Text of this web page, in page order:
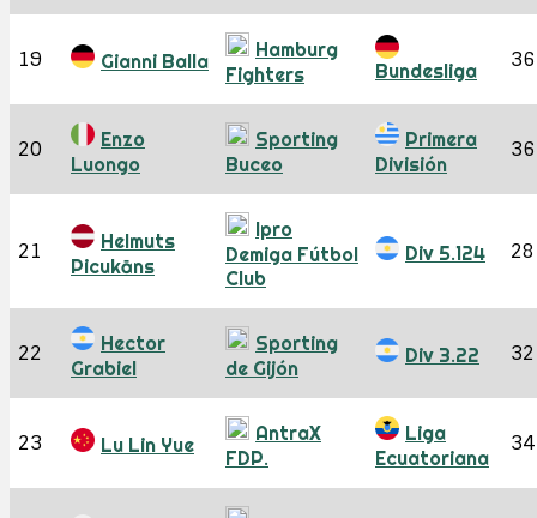
19 Gianni Balla
Hamburg
Fighters
Bundesliga 36
20
Enzo
Luongo
Sporting
Buceo
Primera
División
36
21
Helmuts
Picukāns
Ipro
Demiga Fútbol
Club
Div 5.124 28
22
Hector
Grabiel
Sporting
de Gijón
Div 3.22 32
23 Lu Lin Yue
AntraX
FDP.
Liga
Ecuatoriana
34